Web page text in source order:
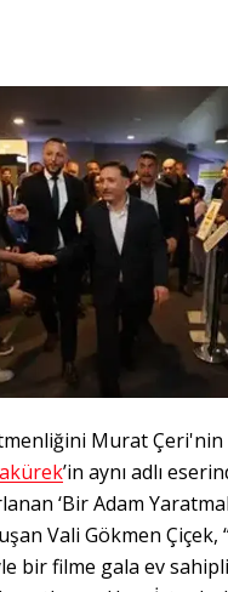
Murat
’in aynı adlı
‘Bir Adam
Vali Gökmen Çiçek,
bir filme gala ev